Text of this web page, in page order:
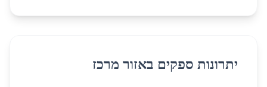
יתרונות ספקים באזור מרכז